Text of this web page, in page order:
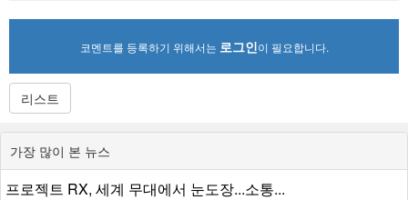
코멘트를 등록하기 위해서는 로그인이 필요합니다.
리스트
가장 많이 본 뉴스
프로젝트 RX, 세계 무대에서 눈도장...소통...